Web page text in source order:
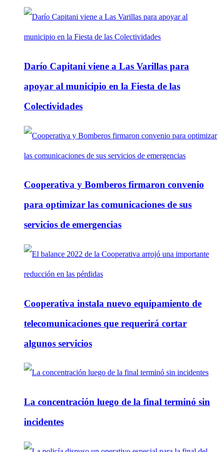
Darío Capitani viene a Las Varillas para
apoyar al municipio en la Fiesta de las
Colectividades
Cooperativa y Bomberos firmaron convenio
para optimizar las comunicaciones de sus
servicios de emergencias
Cooperativa instala nuevo equipamiento de
telecomunicaciones que requerirá cortar
algunos servicios
La concentración luego de la final terminó sin
incidentes